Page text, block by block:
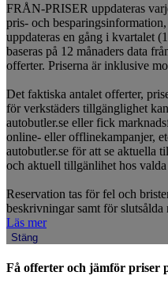
FRÅN-PRISER uppdateras
pris- och
uppdateras en gång i kvartalet
baseras på 12 månaders data
offerter. Priserna är inklusive
Det faktiska antalet offerter,
för verkstäders tillgänglighet
autobutler.se eller fick
online- eller offlinekampanjer,
autobutler.se för att se aktuella
och aktuell tillgänlihet hos valda
Reservation tas för fel och
beskrivningar samt för slutsålda
Läs mer
Stäng
Få offerter och jämför priser